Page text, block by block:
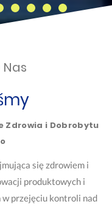
Nas
Zdrowia i Dobrobytu
się zdrowiem i
produktowych i
w przejęciu kontroli nad